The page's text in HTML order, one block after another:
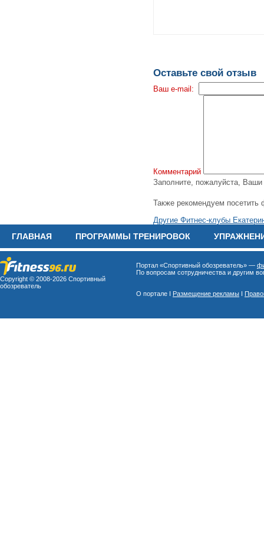
Оставьте свой отзыв
Ваш e-mail:
Комментарий
Заполните, пожалуйста, Ваши
Также рекомендуем посетить
Другие Фитнес-клубы
ГЛАВНАЯ ПРОГРАММЫ ТРЕНИРОВОК
Copyright © 2008-2026 Спортивный
обозреватель
Портал «Спортивный обозреватель» —
По вопросам сотрудничества и другим
О портале I Размещение рекламы I